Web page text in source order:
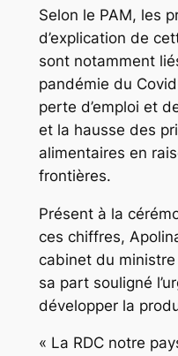
Selon le PAM, les
d’explication de
sont notamment
pandémie du
perte d’emploi et
et la hausse des
alimentaires en
frontières.
Présent à la
ces chiffres,
cabinet du ministre
sa part souligné
développer la
« La RDC notre